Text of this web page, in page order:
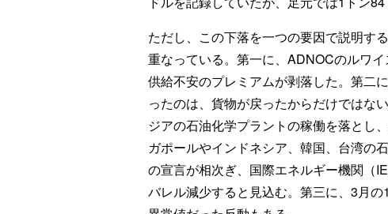
ただし、この下落を一つの要因で説明す
重なっている。第一に、ADNOCのルワ
供給不安のプレミアムが剥落した。第二
ったのは、貨物が戻ったからだけではな
ジアの石油化学プラントの稼働を落とし
ガポールやインドネシア、韓国、台湾の
の宣言が相次ぎ、国際エネルギー機関（
バレル減少すると見込む。第三に、3月